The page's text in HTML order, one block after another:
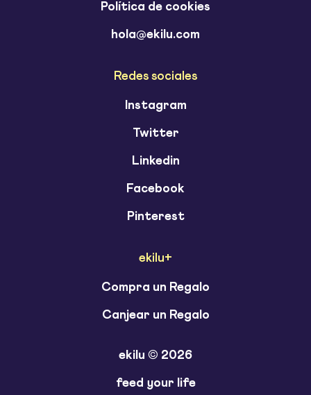
Política de cookies
hola@ekilu.com
Redes sociales
Instagram
Twitter
Linkedin
Facebook
Pinterest
ekilu+
Compra un Regalo
Canjear un Regalo
ekilu © 2026
feed your life